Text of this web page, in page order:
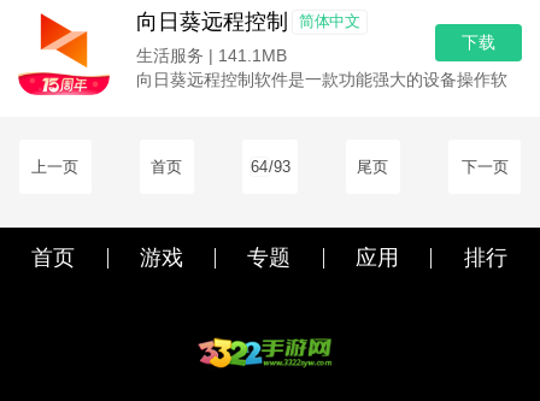
向日葵远程控制 简体中文
生活服务 | 141.1MB
向日葵远程控制软件是一款功能强大的设备操作软件
下载
上一页 首页 64/93 尾页 下一页
首页 游戏 专题 应用 排行